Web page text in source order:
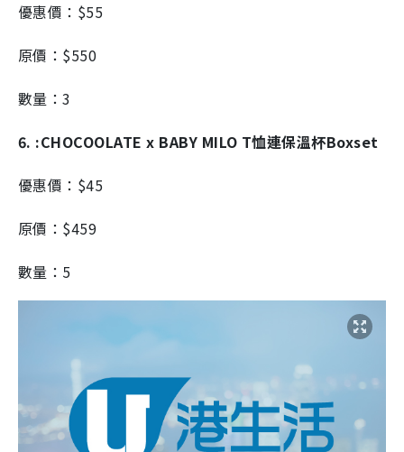
優惠價：$55
原價：$550
數量：3
6. :CHOCOOLATE x BABY MILO T恤連保溫杯Boxset
優惠價：$45
原價：$459
數量：5